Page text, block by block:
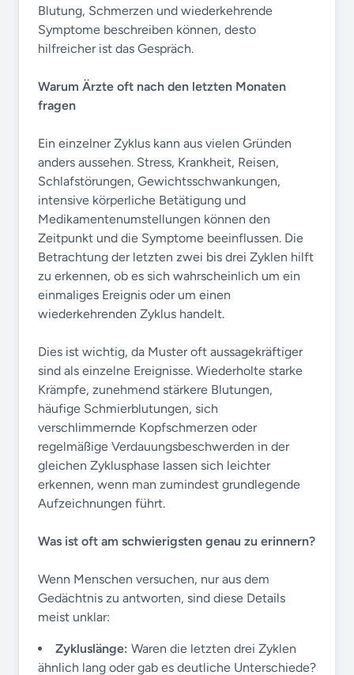
Blutung, Schmerzen und wiederkehrende
Symptome beschreiben können, desto
hilfreicher ist das Gespräch.
Warum Ärzte oft nach den letzten Monaten
fragen
Ein einzelner Zyklus kann aus vielen Gründen
anders aussehen. Stress, Krankheit, Reisen,
Schlafstörungen, Gewichtsschwankungen,
intensive körperliche Betätigung und
Medikamentenumstellungen können den
Zeitpunkt und die Symptome beeinflussen. Die
Betrachtung der letzten zwei bis drei Zyklen hilft
zu erkennen, ob es sich wahrscheinlich um ein
einmaliges Ereignis oder um einen
wiederkehrenden Zyklus handelt.
Dies ist wichtig, da Muster oft aussagekräftiger
sind als einzelne Ereignisse. Wiederholte starke
Krämpfe, zunehmend stärkere Blutungen,
häufige Schmierblutungen, sich
verschlimmernde Kopfschmerzen oder
regelmäßige Verdauungsbeschwerden in der
gleichen Zyklusphase lassen sich leichter
erkennen, wenn man zumindest grundlegende
Aufzeichnungen führt.
Was ist oft am schwierigsten genau zu erinnern?
Wenn Menschen versuchen, nur aus dem
Gedächtnis zu antworten, sind diese Details
meist unklar:
Zykluslänge: Waren die letzten drei Zyklen
ähnlich lang oder gab es deutliche Unterschiede?